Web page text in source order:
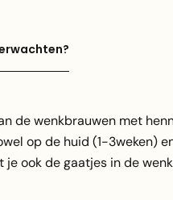
de wenkbrauwen met
op de huid (1-3weken)
je ook de gaatjes in de